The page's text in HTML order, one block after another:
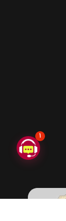
1